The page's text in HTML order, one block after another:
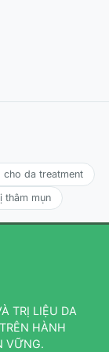
mụn.
tăng cường
ở ngực và lưng.
cho da treatment
thâm mụn
TRỊ LIỆU DA
HÀNH
VỮNG.